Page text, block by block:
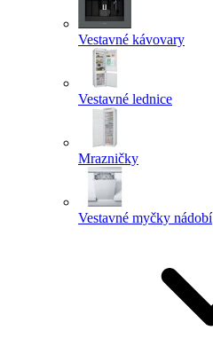
Vestavné kávovary
Vestavné lednice
Mrazničky
Vestavné myčky nádobí